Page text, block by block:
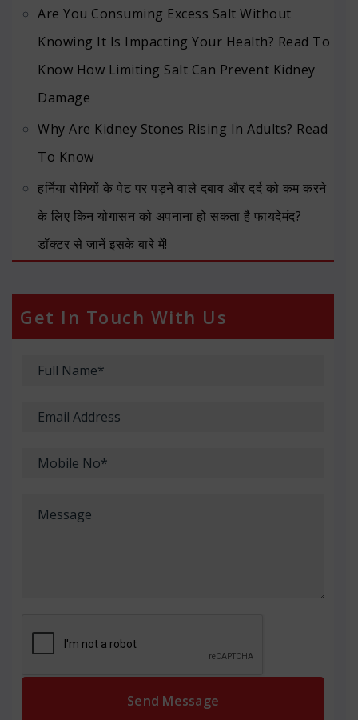
Are You Consuming Excess Salt Without
Knowing It Is Impacting Your Health? Read To
Know How Limiting Salt Can Prevent Kidney
Damage
Why Are Kidney Stones Rising In Adults? Read
To Know
हर्निया रोगियों के पेट पर पड़ने वाले दबाव और दर्द को कम करने
के लिए किन योगासन को अपनाना हो सकता है फायदेमंद?
डॉक्टर से जानें इसके बारे में!
Get In Touch With Us